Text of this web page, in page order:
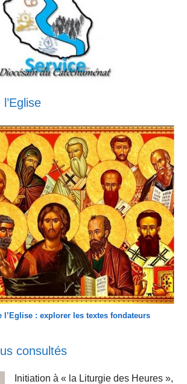
l’Eglise : explorer les textes fondateurs
consultés
Initiation à « la Liturgie des Heures »,